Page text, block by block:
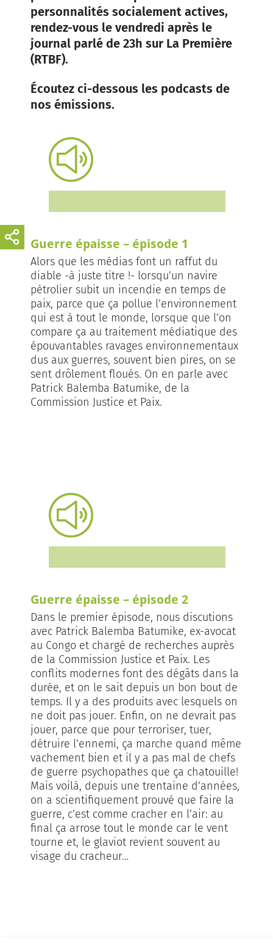
personnalités socialement actives,
rendez-vous le vendredi après le
journal parlé de 23h sur La Première
(RTBF).
Écoutez ci-dessous les podcasts de
nos émissions.
Guerre épaisse – épisode 1
Alors que les médias font un raffut du
diable -à juste titre !- lorsqu’un navire
pétrolier subit un incendie en temps de
paix, parce que ça pollue l’environnement
qui est à tout le monde, lorsque que l’on
compare ça au traitement médiatique des
épouvantables ravages environnementaux
dus aux guerres, souvent bien pires, on se
sent drôlement floués. On en parle avec
Patrick Balemba Batumike, de la
Commission Justice et Paix.
Guerre épaisse – épisode 2
Dans le premier épisode, nous discutions
avec Patrick Balemba Batumike, ex-avocat
au Congo et chargé de recherches auprès
de la Commission Justice et Paix. Les
conflits modernes font des dégâts dans la
durée, et on le sait depuis un bon bout de
temps. Il y a des produits avec lesquels on
ne doit pas jouer. Enfin, on ne devrait pas
jouer, parce que pour terroriser, tuer,
détruire l’ennemi, ça marche quand même
vachement bien et il y a pas mal de chefs
de guerre psychopathes que ça chatouille!
Mais voilà, depuis une trentaine d’années,
on a scientifiquement prouvé que faire la
guerre, c’est comme cracher en l’air: au
final ça arrose tout le monde car le vent
tourne et, le glaviot revient souvent au
visage du cracheur…